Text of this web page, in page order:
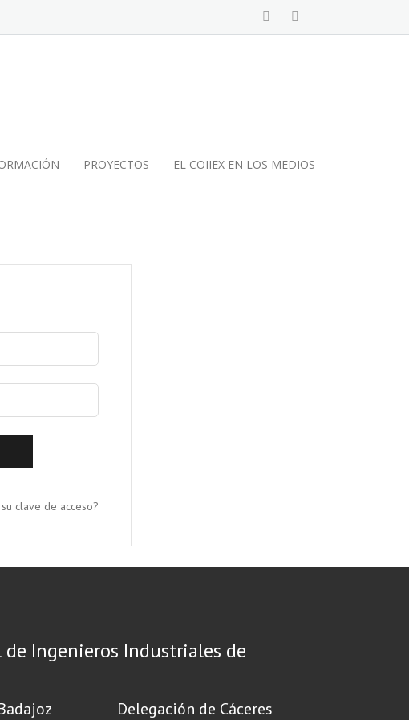
PROYECTOS EL COIIEX EN LOS MEDIOS
clave de acceso?
de Ingenieros Industriales de
Delegación de Cáceres